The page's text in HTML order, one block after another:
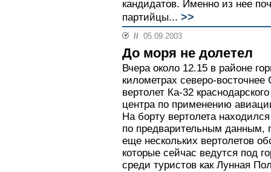
кандидатов. Именно из нее
партийцы... >>
// 05.09.2003
До моря не долетел
Вчера около 12.15 в районе
километрах северо-
вертолет Ка-32
центра по применению
На борту вертолета
по предварительным данным,
еще нескольких вертолетов
которые сейчас ведутся под
среди туристов как Лунная